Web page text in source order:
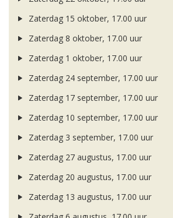
Zaterdag 15 oktober, 17.00 uur
Zaterdag 8 oktober, 17.00 uur
Zaterdag 1 oktober, 17.00 uur
Zaterdag 24 september, 17.00 uur
Zaterdag 17 september, 17.00 uur
Zaterdag 10 september, 17.00 uur
Zaterdag 3 september, 17.00 uur
Zaterdag 27 augustus, 17.00 uur
Zaterdag 20 augustus, 17.00 uur
Zaterdag 13 augustus, 17.00 uur